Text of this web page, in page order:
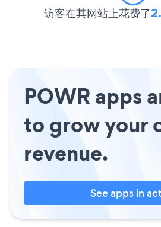
访客在其网站上花费了
POWR apps
to grow your
revenue.
See apps in